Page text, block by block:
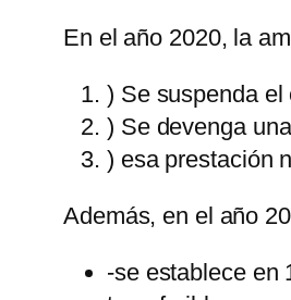
En el año 2020, la
) Se suspenda el
) Se devenga
) esa prestación
Además, en el año
-se establece en